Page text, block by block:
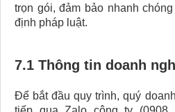
trọn gói, đảm bảo nhanh
định pháp luật.
7.1 Thông tin doanh
Để bắt đầu quy trình, quý